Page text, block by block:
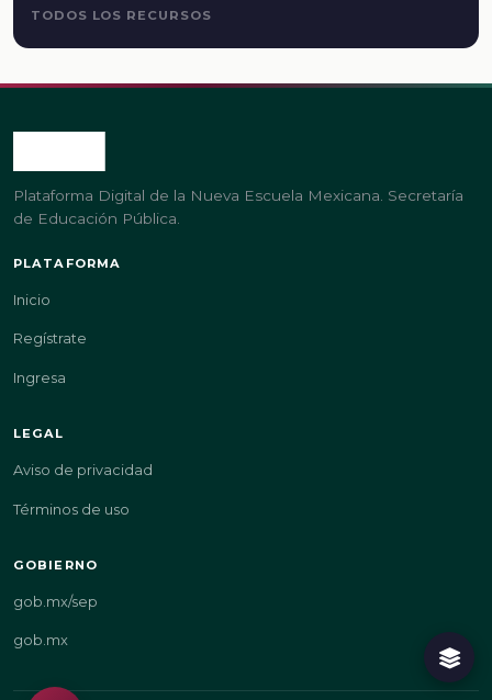
TODOS LOS RECURSOS
Plataforma Digital de la Nueva Escuela Mexicana. Secretaría
de Educación Pública.
PLATAFORMA
Inicio
Regístrate
Ingresa
LEGAL
Aviso de privacidad
Términos de uso
GOBIERNO
gob.mx/sep
gob.mx